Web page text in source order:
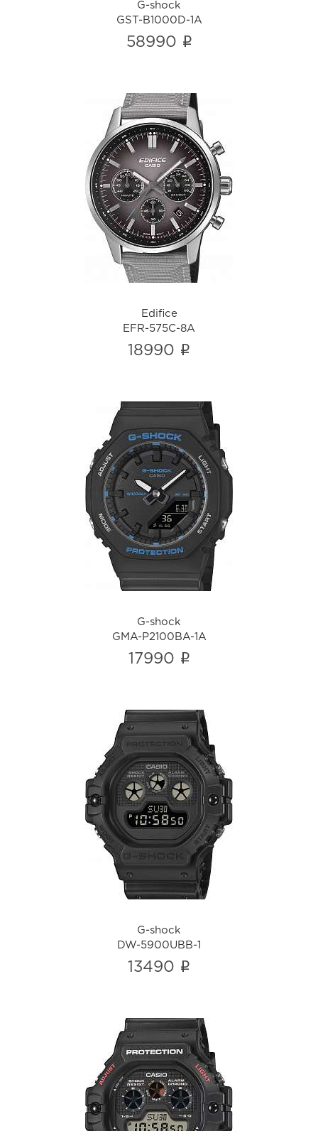
G-shock
GST-B1000D-1A
58990 i
Edifice
EFR-575C-8A
i
Edifice
EFR-575C-8A
18990 i
G-shock
GMA-P2100BA-1A
i
G-shock
GMA-P2100BA-1A
17990 i
G-shock
DW-5900UBB-1
i
G-shock
DW-5900UBB-1
13490 i
G-shock
DW-5900U-1